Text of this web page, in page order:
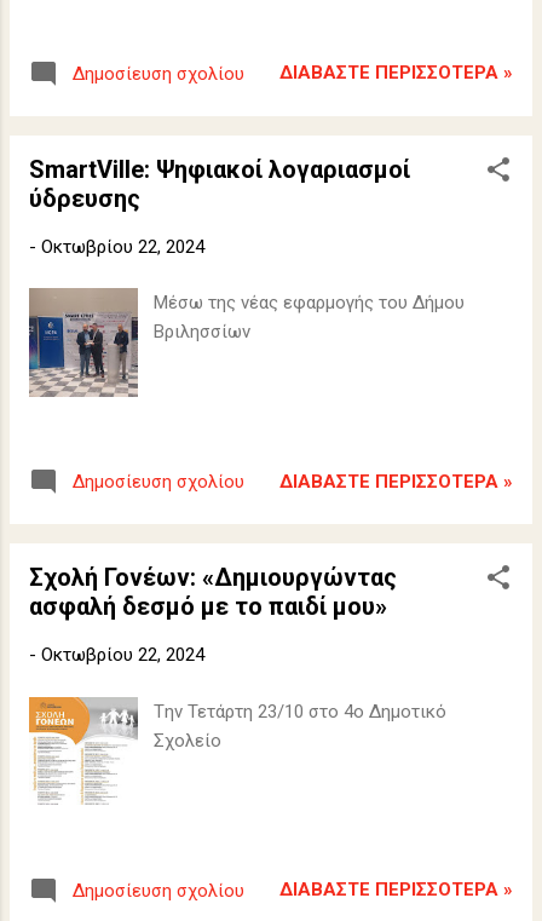
Δημοσίευση σχολίου ΔΙΑΒΆΣΤΕ ΠΕΡΙΣΣΌΤΕΡΑ »
SmartVille: Ψηφιακοί λογαριασμοί
ύδρευσης
- Οκτωβρίου 22, 2024
Μέσω της νέας εφαρμογής του Δήμου
Βριλησσίων
Δημοσίευση σχολίου ΔΙΑΒΆΣΤΕ ΠΕΡΙΣΣΌΤΕΡΑ »
Σχολή Γονέων: «Δημιουργώντας
ασφαλή δεσμό με το παιδί μου»
- Οκτωβρίου 22, 2024
Tην Τετάρτη 23/10 στο 4ο Δημοτικό
Σχολείο
Δημοσίευση σχολίου ΔΙΑΒΆΣΤΕ ΠΕΡΙΣΣΌΤΕΡΑ »